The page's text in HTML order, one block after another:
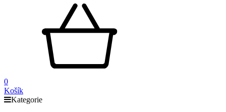
0
Košík
Kategorie